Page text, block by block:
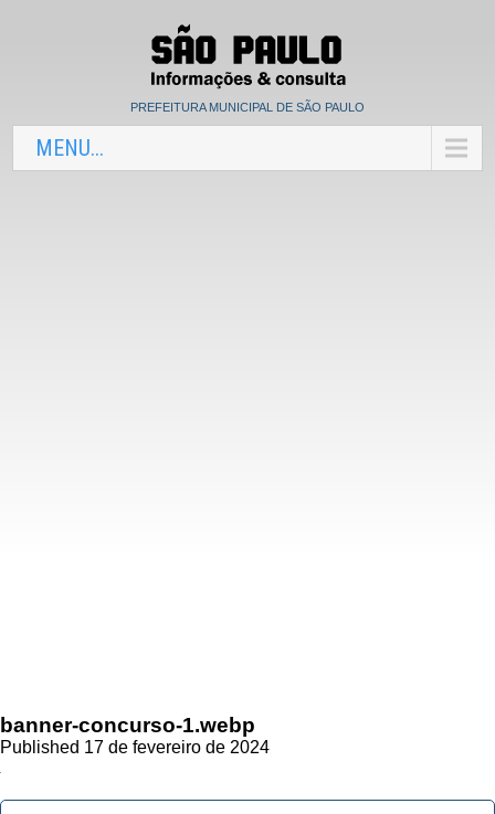
PREFEITURA MUNICIPAL DE SÃO PAULO
MENU...
banner-concurso-1.webp
Published 17 de fevereiro de 2024